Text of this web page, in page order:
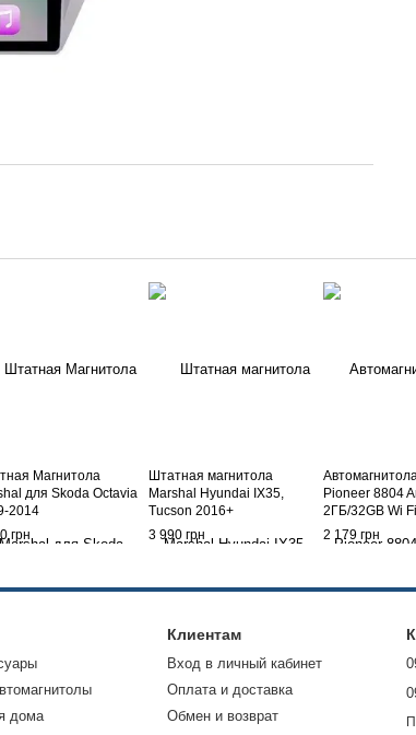
Магнитола
для Skoda Octavia
2014
грн
Штатная магнитола
Marshal Hyundai IX35,
Tucson 2016+
3 990 грн
Pioneer 8804
2ГБ/32GB Wi
Gps
2 179 грн
дома
Клиентам
Вход в личный кабинет
Оплата и доставка
Обмен и возврат